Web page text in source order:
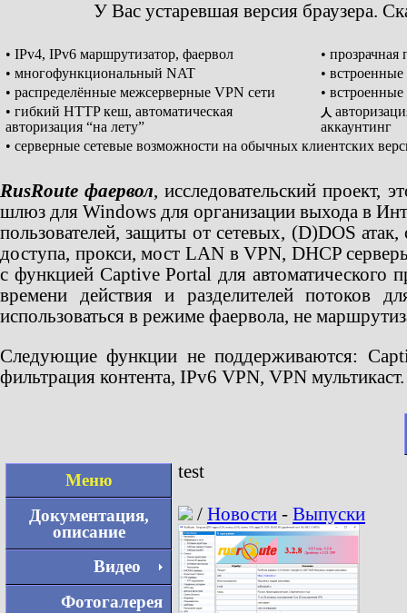
У Вас устаревшая версия браузера.
• IPv4, IPv6 маршрутизатор, фаервол
• прозрачная
• многофункциональный NAT
•
• распределённые межсерверные VPN сети
•
• гибкий HTTP кеш, автоматическая
авторизация “на лету”
人
аккаунтинг
• серверные сетевые возможности на обычных клиентских
RusRoute фаервол, исследовательский проект,
шлюз для Windows для организации выхода в
пользователей, защиты от сетевых, (D)DOS
доступа, прокси, мост LAN в VPN, DHCP
с функцией Captive Portal для автоматического
времени действия и разделителей потоков
использоваться в режиме фаервола, не
Следующие функции не поддерживаются:
фильтрация контента, IPv6 VPN, VPN мультикаст.
Меню
Документация,
описание
Видео
Фотогалерея
test
/ Новости - Выпуски